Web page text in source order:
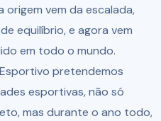
origem vem da escalada,
equilíbrio, e agora vem
em todo o mundo.
pretendemos
esportivas, não só
mas durante o ano todo,